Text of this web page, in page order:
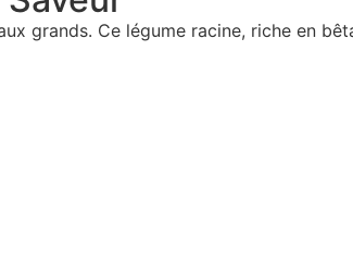
grands. Ce légume racine, riche en